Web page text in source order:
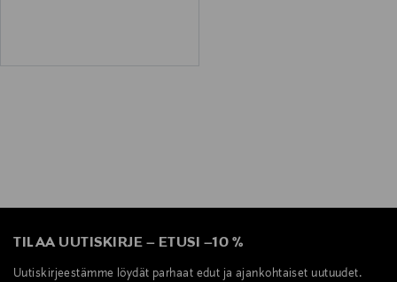
TILAA UUTISKIRJE – ETUSI –10 %
Uutiskirjeestämme löydät parhaat edut ja ajankohtaiset uutuudet.